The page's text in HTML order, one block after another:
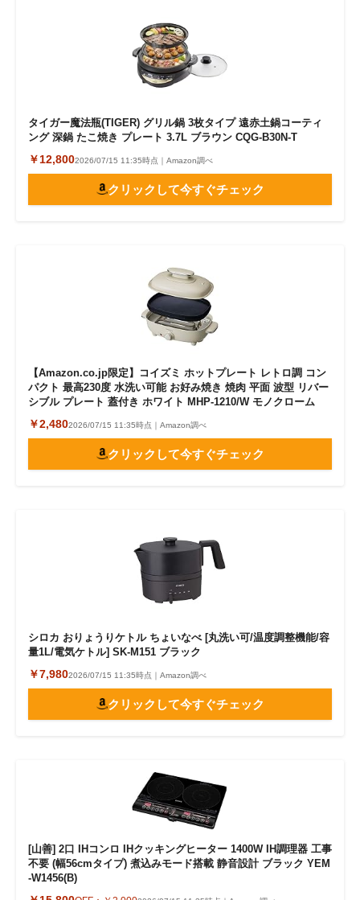
タイガー魔法瓶(TIGER) グリル鍋 3枚タイプ 遠赤土鍋コーティ
ング 深鍋 たこ焼き プレート 3.7L ブラウン CQG-B30N-T
￥12,8002026/07/15 11:35時点｜Amazon調べ
クリックして今すぐチェック
【Amazon.co.jp限定】コイズミ ホットプレート レトロ調 コン
パクト 最高230度 水洗い可能 お好み焼き 焼肉 平面 波型 リバー
シブル プレート 蓋付き ホワイト MHP-1210/W モノクローム
￥2,4802026/07/15 11:35時点｜Amazon調べ
クリックして今すぐチェック
シロカ おりょうりケトル ちょいなべ [丸洗い可/温度調整機能/容
量1L/電気ケトル] SK-M151 ブラック
￥7,9802026/07/15 11:35時点｜Amazon調べ
クリックして今すぐチェック
[山善] 2口 IHコンロ IHクッキングヒーター 1400W IH調理器 工事
不要 (幅56cmタイプ) 煮込みモード搭載 静音設計 ブラック YEM
-W1456(B)